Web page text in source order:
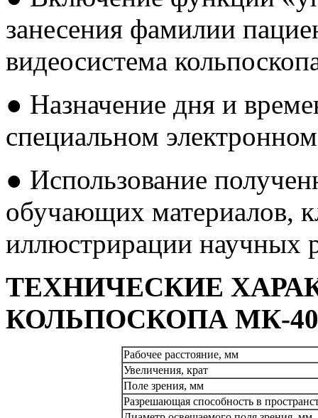
занесения фамилии
видеосистема
● Назначение дня и
специальном
● Использование
обучающих материалов,
иллюстрирации научных
ТЕХНИЧЕСКИЕ
КОЛЬПОСКОПА МК-
Рабочее расстояние, мм
Увеличения, крат
Поле зрения, мм
Разрешающая способность в